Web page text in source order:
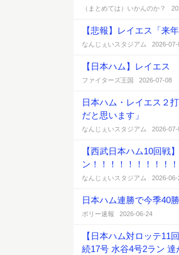
（まとめては）いかんのか？
【悲報】レイエス「来
なんじぇいスタジアム 2026-07-
【日本ハム】レイエス
ファイターズ王国 2026-07-08
日本ハム・レイエス２
だと思います」
なんじぇいスタジアム 2026-07-
【西武日本ハム10回戦
ン！！！！！！！！！
なんじぇいスタジアム 2026-06-
日本ハム連勝で今季40
ポリー速報 2026-06-24
【日本ハム対ロッテ11
続17号 水谷4号2ラン